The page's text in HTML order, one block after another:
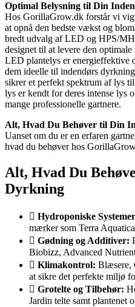
Optimal Belysning til Din
Hos GorillaGrow.dk forstår vi
at opnå den bedste vækst og
bredt udvalg af LED og HPS/
designet til at levere den
LED plantelys er energieffektive
dem ideelle til indendørs
sikrer et perfekt spektrum af lys
lys er kendt for deres intense lys
mange professionelle gartnere.
Alt, Hvad Du Behøver til Din
Uanset om du er en erfaren
hvad du behøver hos
Alt, Hvad Du
Dyrkning
Hydroponiske
mærker som Terra
Gødning og Additiver:
Biobizz, Advanced
Klimakontrol: Blæsere,
at sikre det perfekte miljø
Grotelte og Tilbehør:
Jardin telte samt plantenet